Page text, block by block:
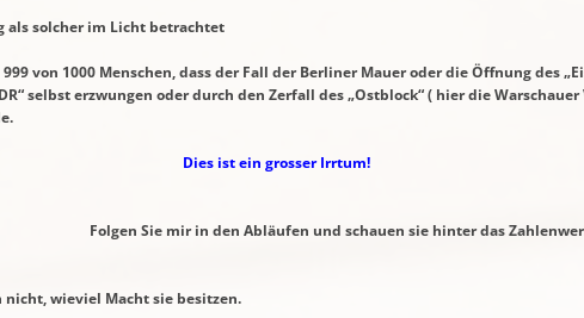
im Licht betrachtet
1000 Menschen, dass der Fall der Berliner Mauer oder dieÖffnung des
selbst erzwungen oder durch den Zerfall des „Ostblock“ ( hier die
Dies ist ein grosser Irrtum!
den Abläufen und schauen sie hinter das
wieviel Macht sie besitzen.